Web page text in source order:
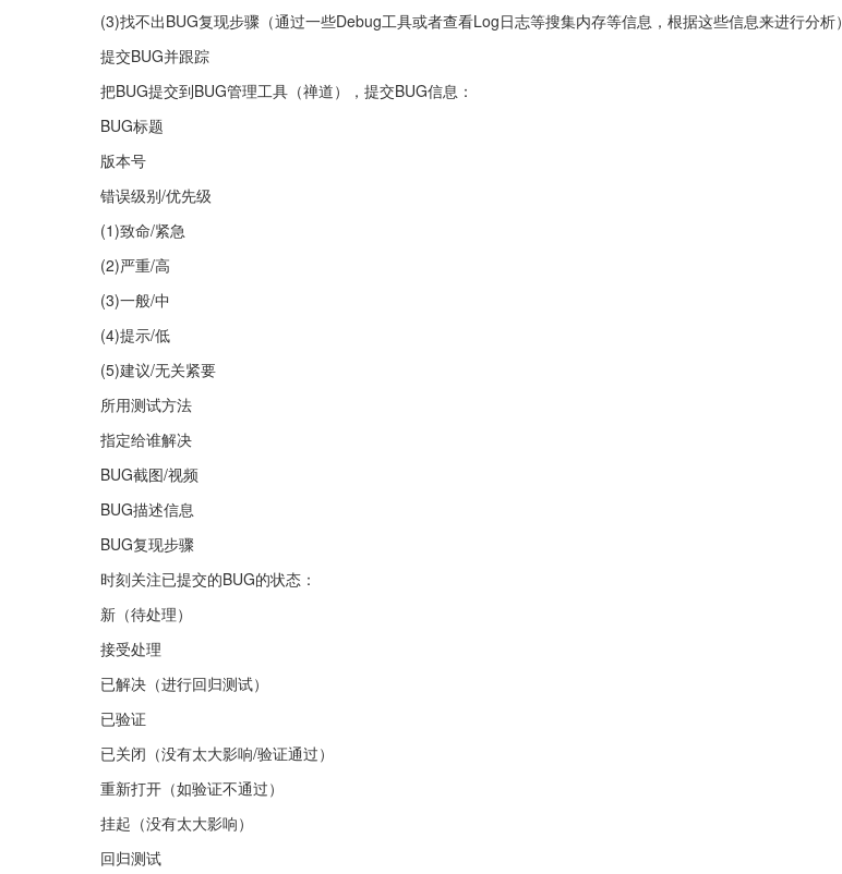
(3)找不出BUG复现步骤（通过一些Debug工具或者查看Log日志等搜集内存等信息，根据这些信息来进行分析）
提交BUG并跟踪
把BUG提交到BUG管理工具（禅道），提交BUG信息：
BUG标题
版本号
错误级别/优先级
(1)致命/紧急
(2)严重/高
(3)一般/中
(4)提示/低
(5)建议/无关紧要
所用测试方法
指定给谁解决
BUG截图/视频
BUG描述信息
BUG复现步骤
时刻关注已提交的BUG的状态：
新（待处理）
接受处理
已解决（进行回归测试）
已验证
已关闭（没有太大影响/验证通过）
重新打开（如验证不通过）
挂起（没有太大影响）
回归测试